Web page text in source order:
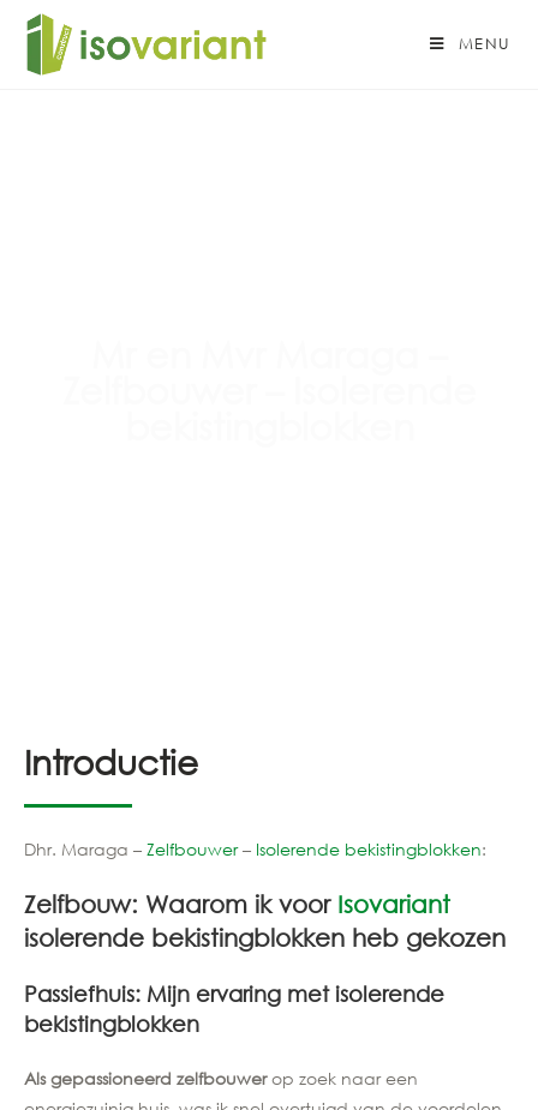
MENU
Introductie
Dhr. Maraga – Zelfbouwer– Isolerende bekistingblokken:
Zelfbouw: Waarom ik voor Isovariant
isolerende bekistingblokken heb gekozen
Passiefhuis: Mijn ervaring met isolerende
bekistingblokken
Als gepassioneerd zelfbouwerop zoek naar een